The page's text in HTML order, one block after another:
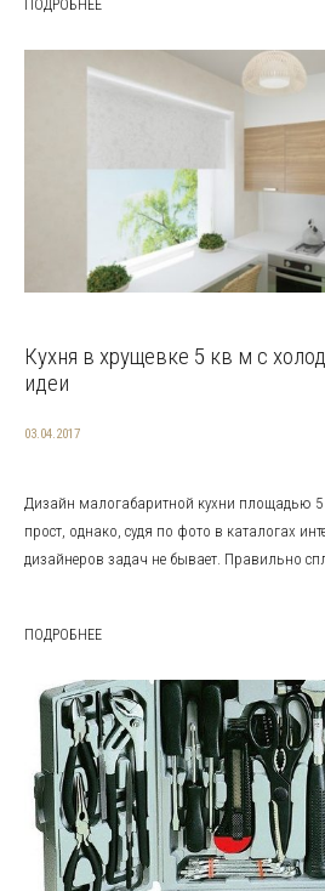
ПОДРОБНЕЕ
Кухня в хрущевке 5 кв м с
идеи
03.04.2017
Дизайн малогабаритной кухни площадью 5
прост, однако, судя по фото в каталогах
дизайнеров задач не бывает. Правильно
ПОДРОБНЕЕ